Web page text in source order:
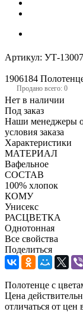
Артикул: УТ-
1906184
Продано всего: 0
Нет в наличии
Под заказ
Наши менеджеры
условия заказа
Характеристики
МАТЕРИАЛ
Вафельное
СОСТАВ
100% хлопок
КОМУ
Унисекс
РАСЦВЕТКА
Однотонная
Все свойства
Поделиться
Полотенце с
Цена
отличаться от